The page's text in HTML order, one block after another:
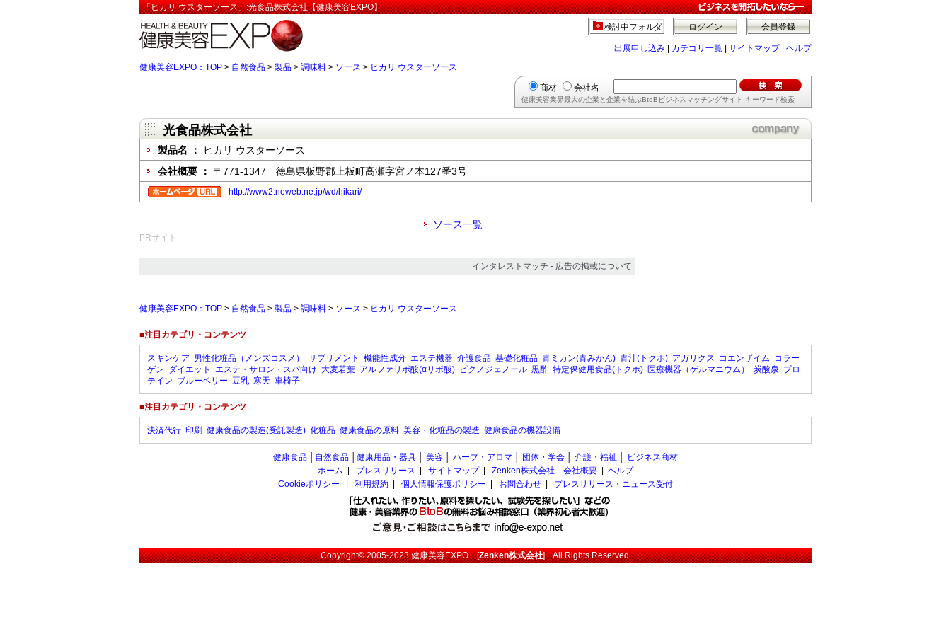
「ヒカリ ウスターソース」:光食品株式会社【健康美容EXPO】
会員登録
ログイン
検討中フォルダ
出展申し込み カテゴリ一覧 サイトマップ| ヘルプ
健康美容EXPO：TOP > 自然食品 > 製品 > 調味料 > ソース > ヒカリ ウスターソース
商材 会社名
健康美容業界最大の企業と企業を結ぶBtoBビジネスマッチングサイト キーワード検索
光食品株式会社
製品名 ：
ヒカリ ウスターソース
会社概要 ： 〒771-1347 徳島県板野郡上板町高瀬字宮ノ本127番3号
http://www2.neweb.ne.jp/wd/hikari/
ソース一覧
PRサイト
インタレストマッチ - 広告の掲載について
健康美容EXPO：TOP > 自然食品 > 製品 > 調味料 > ソース > ヒカリ ウスターソース
■注目カテゴリ・コンテンツ
スキンケア 男性化粧品（メンズコスメ） サプリメント 機能性成分 エステ機器 介護食品 基礎化粧品 青ミカン(青みかん) 青汁(トクホ) アガリクス コエンザイム コラー
ゲン ダイエット エステ・サロン・スパ向け 大麦若葉 アルファリポ酸(αリポ酸) ピクノジェノール 黒酢 特定保健用食品(トクホ) 医療機器（ゲルマニウム） 炭酸泉 プロ
テイン ブルーベリー 豆乳 寒天 車椅子
■注目カテゴリ・コンテンツ
決済代行 印刷 健康食品の製造(受託製造) 化粧品 健康食品の原料 美容・化粧品の製造 健康食品の機器設備
健康食品 自然食品 健康用品・器具 美容 ハーブ・アロマ 団体・学会 介護・福祉
ビジネス商材
ホーム
プレスリリース サイトマップ| Zenken株式会社 会社概要
ヘルプ
Cookieポリシー
利用規約 個人情報保護ポリシー お問合わせ プレスリリース・ニュース受付
Copyright© 2005-2023健康美容EXPO[Zenken株式会社] All Rights Reserved.